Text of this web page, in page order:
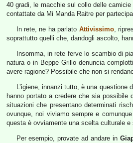
40 gradi, le macchie sul collo delle
contattate da Mi Manda Raitre per
In rete, ne ha parlato Attivissimo,
soprattutto quelli che, dandogli ascolto,
Insomma, in rete ferve lo scambio di
natura o in Beppe Grillo denuncia
avere ragione? Possibile che non si
L’igiene, innanzi tutto, è una
hanno portato a credere che sia
situazioni che presentano determinati
ovunque, noi viviamo sempre e
questa è ovviamente una scelta culturale e
Per esempio, provate ad andare in